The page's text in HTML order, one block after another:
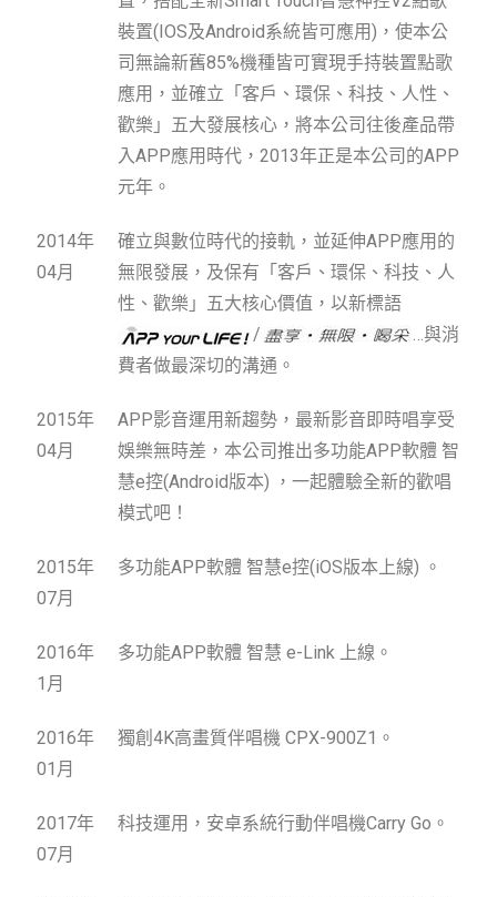
裝置(IOS及Android系統皆可應用 ) ，使本公
司無論新舊85%機種皆可實現手持裝置點歌
應用，並確立「客戶、環保、科技、人性、
歡樂」五大發展核心，將本公司往後產品帶
入APP應用時代，2013年正是本公司的APP
元年。
2014年
04月
確立與數位時代的接軌，並延伸APP應用的
無限發展，及保有「客戶、環保、科技、人
性、歡樂」五大核心價值，以新標語
/
…與消
費者做最深切的溝通。
2015年
04月
APP影音運用新趨勢，最新影音即時唱享受
娛樂無時差，本公司推出多功能APP軟體 智
慧e控(Android版本) ，一起體驗全新的歡唱
模式吧！
2015年
07月
多功能APP軟體 智慧e控(iOS版本上線) 。
2016年
1月
多功能APP軟體 智慧 e-Link 上線。
2016年
01月
獨創4K高畫質伴唱機 CPX-900Z1。
2017年
07月
科技運用，安卓系統行動伴唱機Carry Go。